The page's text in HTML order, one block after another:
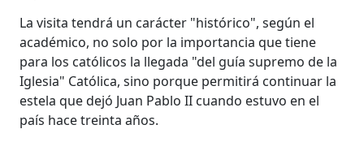
La visita tendrá un carácter "histórico", según el
académico, no solo por la importancia que tiene
para los católicos la llegada "del guía supremo de la
Iglesia" Católica, sino porque permitirá continuar la
estela que dejó Juan Pablo II cuando estuvo en el
país hace treinta años.